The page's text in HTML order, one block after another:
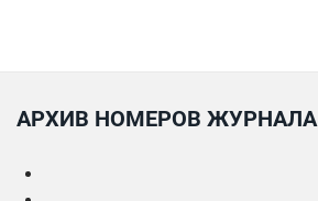
АРХИВ НОМЕРОВ ЖУРНАЛА